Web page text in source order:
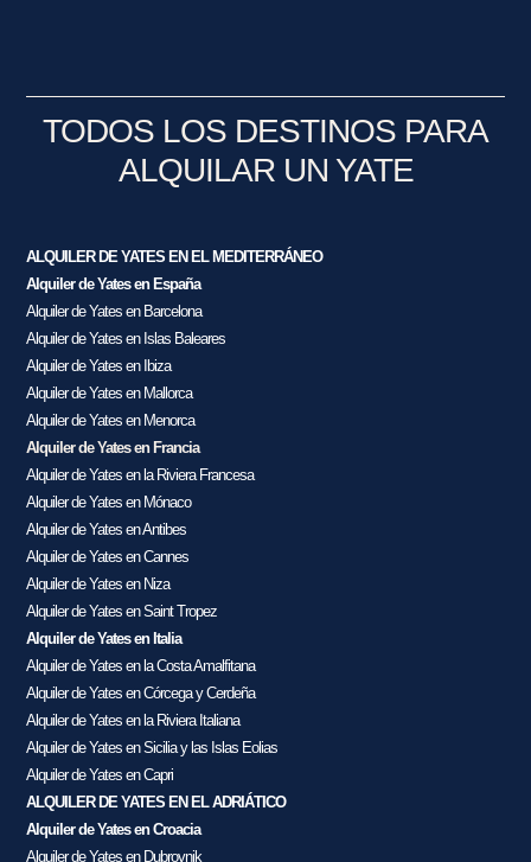
TODOS LOS DESTINOS PARA
ALQUILAR UN YATE
ALQUILER DE YATES EN EL MEDITERRÁNEO
Alquiler de Yates en España
Alquiler de Yates en Barcelona
Alquiler de Yates en Islas Baleares
Alquiler de Yates en Ibiza
Alquiler de Yates en Mallorca
Alquiler de Yates en Menorca
Alquiler de Yates en Francia
Alquiler de Yates en la Riviera Francesa
Alquiler de Yates en Mónaco
Alquiler de Yates en Antibes
Alquiler de Yates en Cannes
Alquiler de Yates en Niza
Alquiler de Yates en Saint Tropez
Alquiler de Yates en Italia
Alquiler de Yates en la Costa Amalfitana
Alquiler de Yates en Córcega y Cerdeña
Alquiler de Yates en la Riviera Italiana
Alquiler de Yates en Sicilia y las Islas Eolias
Alquiler de Yates en Capri
ALQUILER DE YATES EN EL ADRIÁTICO
Alquiler de Yates en Croacia
Alquiler de Yates en Dubrovnik